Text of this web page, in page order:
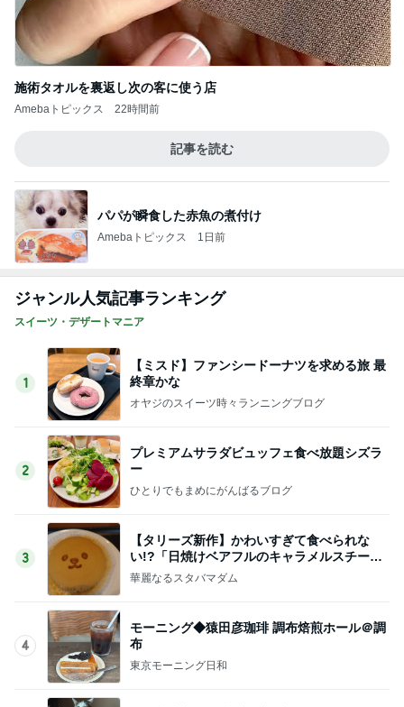
施術タオルを裏返し次の客に使う店
Amebaトピックス 22時間前
記事を読む
パパが瞬食した赤魚の煮付け
Amebaトピックス 1日前
ジャンル人気記事ランキング
スイーツ・デザートマニア
1
【ミスド】ファンシードーナツを求める旅 最
終章かな
オヤジのスイーツ時々ランニングブログ
2
プレミアムサラダビュッフェ食べ放題シズラ
ー
ひとりでもまめにがんばるブログ
3
【タリーズ新作】かわいすぎて食べられな
い!?「日焼けベアフルのキャラメルスチーム
ケーキ」を実食
華麗なるスタバマダム
4
モーニング◆猿田彦珈琲 調布焙煎ホール＠調
布
東京モーニング日和